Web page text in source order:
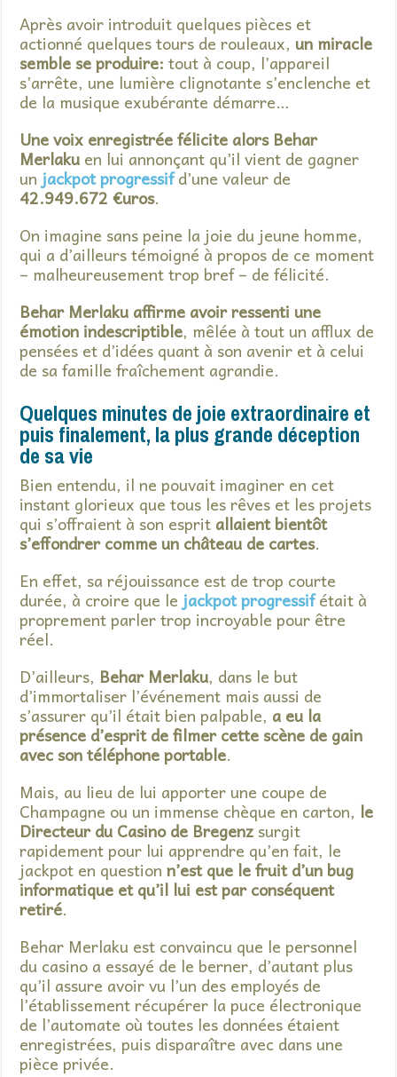
Après avoir introduit quelques pièces et
actionné quelques tours de rouleaux, un miracle
semble se produire: tout à coup, l’appareil
s’arrête, une lumière clignotante s’enclenche et
de la musique exubérante démarre…
Une voix enregistrée félicite alors Behar
Merlaku en lui annonçant qu’il vient de gagner
un jackpot progressifd’une valeur de
42.949.672 €uros.
On imagine sans peine la joie du jeune homme,
qui a d’ailleurs témoigné à propos de ce moment
– malheureusement trop bref – de félicité.
Behar Merlaku affirme avoir ressenti une
émotion indescriptible, mêlée à tout un afflux de
pensées et d’idées quant à son avenir et à celui
de sa famille fraîchement agrandie.
Quelques minutes de joie extraordinaire et
puis finalement, la plus grande déception
de sa vie
Bien entendu, il ne pouvait imaginer en cet
instant glorieux que tous les rêves et les projets
qui s’offraient à son esprit allaient bientôt
s’effondrer comme un château de cartes.
En effet, sa réjouissance est de trop courte
durée, à croire que le jackpot progressifétait à
proprement parler trop incroyable pour être
réel.
D’ailleurs, Behar Merlaku, dans le but
d’immortaliser l’événement mais aussi de
s’assurer qu’il était bien palpable, a eu la
présence d’esprit de filmer cette scène de gain
avec son téléphone portable.
Mais, au lieu de lui apporter une coupe de
Champagne ou un immense chèque en carton, le
Directeur du Casino de Bregenz surgit
rapidement pour lui apprendre qu’en fait, le
jackpot en questionn’est que le fruit d’un bug
informatique et qu’il lui est par conséquent
retiré.
Behar Merlaku est convaincu que le personnel
du casino a essayé de le berner, d’autant plus
qu’il assure avoir vu l’un des employés de
l’établissement récupérer la puce électronique
de l’automate où toutes les données étaient
enregistrées, puis disparaître avec dans une
pièce privée.